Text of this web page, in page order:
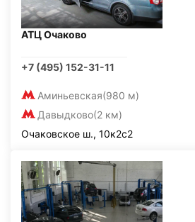
АТЦ Очаково
+7 (495) 152-31-11
Аминьевская(980 м)
Давыдково(2 км)
Очаковское ш., 10к2с2